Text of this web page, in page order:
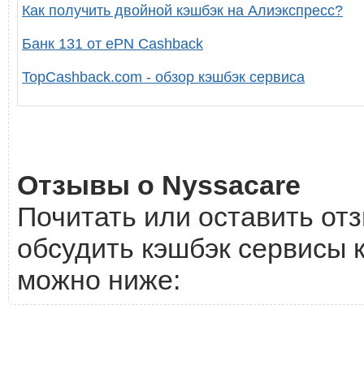
Как получить двойной кэшбэк на Алиэкспресс?
Банк 131 от ePN Cashback
TopCashback.com - обзор кэшбэк сервиса
Отзывы о Nyssacare
Почитать или оставить
обсудить кэшбэк сервисы
можно ниже: